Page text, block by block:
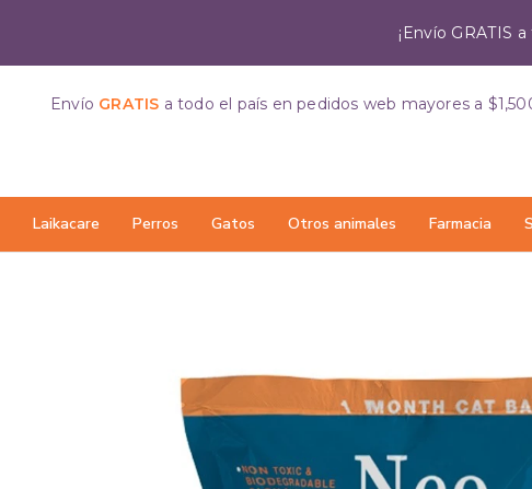
¡Envío GRATIS
Laikacare Perros Gatos Otros animales Farmacia
Envío GRATIS a todo el país en pedidos web mayores a